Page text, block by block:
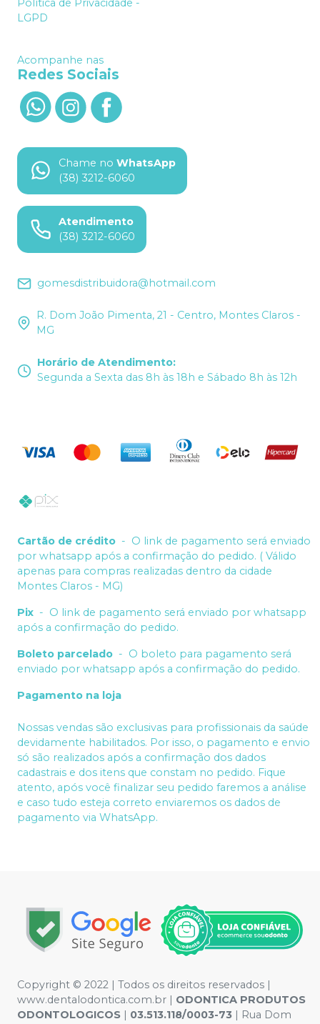
Política de Privacidade -
LGPD
Acompanhe nas
Redes Sociais
Chame no WhatsApp
(38) 3212-6060
Atendimento
(38) 3212-6060
gomesdistribuidora@hotmail.com
R. Dom João Pimenta, 21 - Centro, Montes Claros -
MG
Horário de Atendimento:
Segunda a Sexta das 8h às 18h e Sábado 8h às 12h
Cartão de crédito - O link de pagamento será enviado
por whatsapp após a confirmação do pedido. ( Válido
apenas para compras realizadas dentro da cidade
Montes Claros - MG)
Pix - O link de pagamento será enviado por whatsapp
após a confirmação do pedido.
Boleto parcelado - O boleto para pagamento será
enviado por whatsapp após a confirmação do pedido.
Pagamento na loja
Nossas vendas são exclusivas para profissionais da saúde
devidamente habilitados. Por isso, o pagamento e envio
só são realizados após a confirmação dos dados
cadastrais e dos itens que constam no pedido. Fique
atento, após você finalizar seu pedido faremos a análise
e caso tudo esteja correto enviaremos os dados de
pagamento via WhatsApp.
Copyright © 2022 | Todos os direitos reservados |
www.dentalodontica.com.br | ODONTICA PRODUTOS
ODONTOLOGICOS
03.513.118/0003-73 | Rua Dom